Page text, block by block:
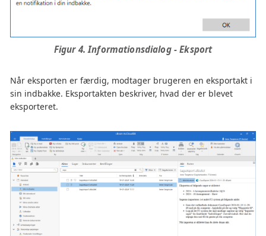
Figur 4. Informationsdialog - Eksport
Når eksporten er færdig, modtager brugeren en eksportakt i
sin indbakke. Eksportakten beskriver, hvad der er blevet
eksporteret.